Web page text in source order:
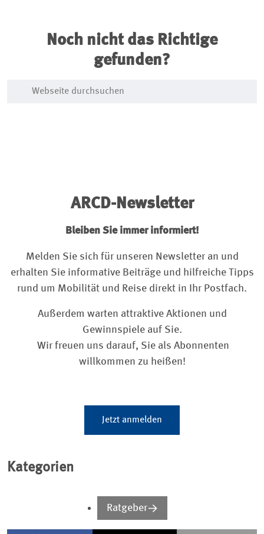
Noch nicht das Richtige
gefunden?
ARCD-Newsletter
Bleiben Sie immer informiert!
Melden Sie sich für unseren Newsletter an und
erhalten Sie informative Beiträge und hilfreiche Tipps
rund um Mobilität und Reise direkt in Ihr Postfach.
Außerdem warten attraktive Aktionen und
Gewinnspiele auf Sie.
Wir freuen uns darauf, Sie als Abonnenten
willkommen zu heißen!
Jetzt anmelden
Kategorien
Ratgeber